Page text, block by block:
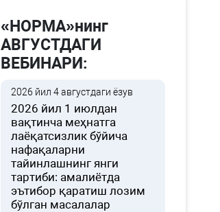
«НОРМА»нинг
АВГУСТДАГИ
ВЕБИНАРИ:
2026 йил 4 августдаги ёзув
2026 йил 1 июлдан
вақтинча меҳнатга
лаёқатсизлик бўйича
нафақаларни
тайинлашнинг янги
тартиби: амалиётда
эътибор қаратиш лозим
бўлган масалалар